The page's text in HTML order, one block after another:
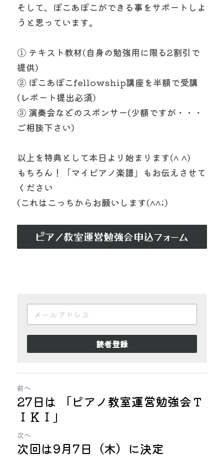
そして、ぽこあぽこができる事をサポートしよ
うと思っています。
① テキスト教材(自身の勉強用に限る2割引で
提供)
② ぽこあぽこfellowship講座を半額で受講
(レポート提出必須)
③ 演奏会などのスポンサー(少額ですが・・・
ご相談下さい)
以上を特典として本日より始まります(^ ^)
もちろん！「マイピアノ楽譜」もお伝えさせて
ください
(これはこっちからお願いします(^^;)
ピアノ教室運営勉強会申込フォーム
読者登録
前へ
27日は 「ピアノ教室運営勉強会Ｔ
ＩＫＩ」
次へ
次回は9月7日（木）に決定